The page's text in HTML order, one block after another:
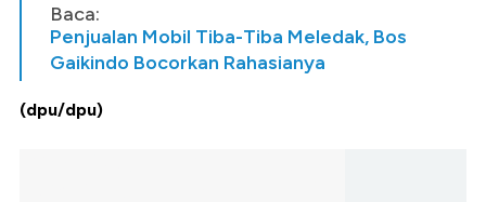
Baca:
Penjualan Mobil Tiba-Tiba Meledak, Bos
Gaikindo Bocorkan Rahasianya
(dpu/dpu)